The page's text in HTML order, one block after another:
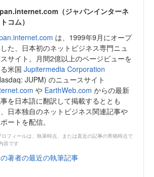
（ジャパンインターネ
コム）
は、1999年9月にオープ
た、日本初のネットビジネス専門ニュ
サイト。月間2億以上のページビューを
米国 Jupitermedia Corporation
JUPM) のニュースサイト
や EarthWeb.com からの最新
を日本語に翻訳して掲載するととも
日本独自のネットビジネス関連記事や
ートを配信。
ロフィールは、執筆時点、または直近の記事の寄稿時点で
容です
著者の最近の執筆記事